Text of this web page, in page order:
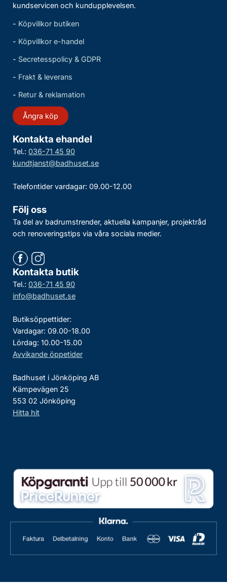
kundservicen och kundupplevelsen.
- Köpvillkor butiken
- Köpvillkor e-handel
- Secretesspolicy & GDPR
- Frakt & leverans
- Retur & reklamation
Ångra köp
Kontakta ehandel
Tel.: 036-71 45 90
kundtjanst@badhuset.se
Telefontider vardagar: 09.00-12.00
Följ oss
Ta del av badrumstrender, aktuella kampanjer, projektråd
och renoveringstips via våra sociala medier.
Kontakta butik
Tel.: 036-71 45 90
info@badhuset.se
Butiksöppettider:
Vardagar: 09.00-18.00
Lördag: 10.00-15.00
Avvikande öppetider
Badhuset i Jönköping AB
Kämpevägen 25
553 02 Jönköping
Hitta hit